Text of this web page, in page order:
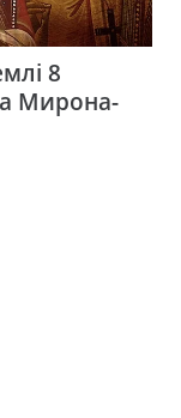
8
Мирона-